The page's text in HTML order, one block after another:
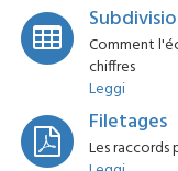
Comment
chiffres
Leggi
Filetages
Les raccords